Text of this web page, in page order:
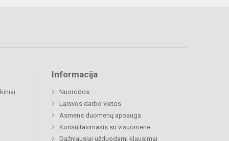
Informacija
Nuorodos
Laisvos darbo vietos
Asmens duomenų apsauga
Konsultavimasis su visuomene
Dažniausiai užduodami klausimai